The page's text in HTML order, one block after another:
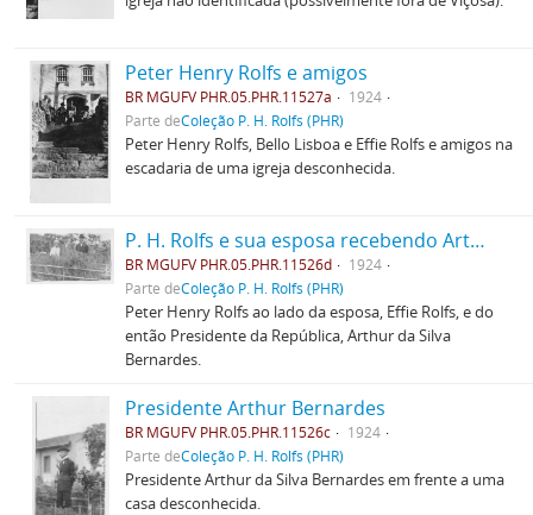
Peter Henry Rolfs e amigos
BR MGUFV PHR.05.PHR.11527a
1924
Parte deColeção P. H. Rolfs (PHR)
Peter Henry Rolfs, Bello Lisboa e Effie Rolfs e amigos na
escadaria de uma igreja desconhecida.
P. H. Rolfs e sua esposa recebendo Arthur Bernardes
BR MGUFV PHR.05.PHR.11526d
1924
Parte deColeção P. H. Rolfs (PHR)
Peter Henry Rolfs ao lado da esposa, Effie Rolfs, e do
então Presidente da República, Arthur da Silva
Bernardes.
Presidente Arthur Bernardes
BR MGUFV PHR.05.PHR.11526c
1924
Parte deColeção P. H. Rolfs (PHR)
Presidente Arthur da Silva Bernardes em frente a uma
casa desconhecida.